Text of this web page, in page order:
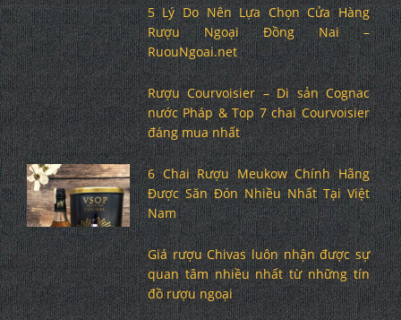
5 Lý Do Nên Lựa Chọn Cửa Hàng
Rượu Ngoại Đồng Nai –
RuouNgoai.net
Rượu Courvoisier – Di sản Cognac
nước Pháp & Top 7 chai Courvoisier
đáng mua nhất
6 Chai Rượu Meukow Chính Hãng
Được Săn Đón Nhiều Nhất Tại Việt
Nam
Giá rượu Chivas luôn nhận được sự
quan tâm nhiều nhất từ những tín
đồ rượu ngoại